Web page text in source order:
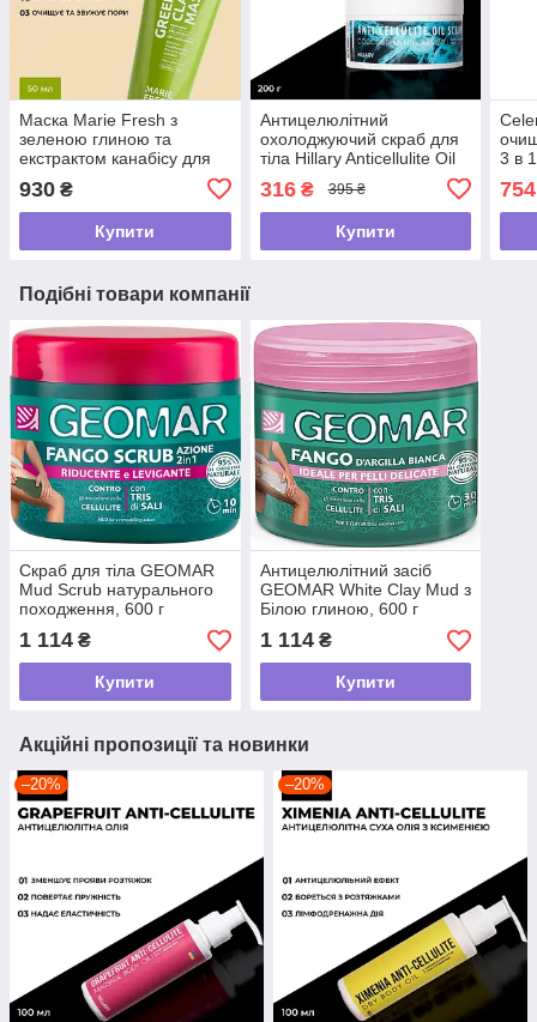
Маска Marie Fresh з
зеленою глиною та
екстрактом канабісу для
проблемної шкіри 50 мл
930 ₴
Купити
Антицелюлітний
охолоджуючий скраб для
тіла Hillary Anticellulite Oil
316₴ 395 ₴
Купити
3 в
Подібні товари компанії
Скраб для тіла GEOMAR
Mud Scrub натурального
походження, 600 г
1 114 ₴
Купити
Антицелюлітний засіб
GEOMAR White Clay Mud з
Білою глиною, 600 г
1 114₴
Купити
Акційні пропозиції та новинки
–20% –20%